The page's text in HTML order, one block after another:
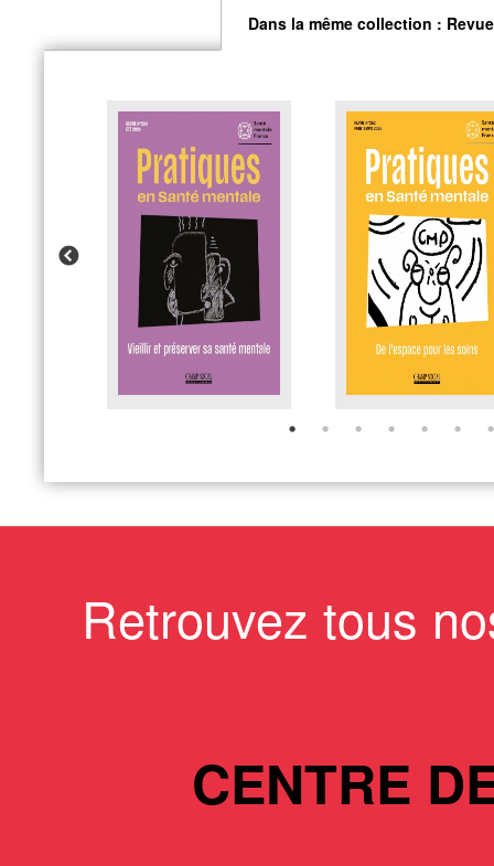
Dans la même collection :
Retrouvez tous
CENTRE